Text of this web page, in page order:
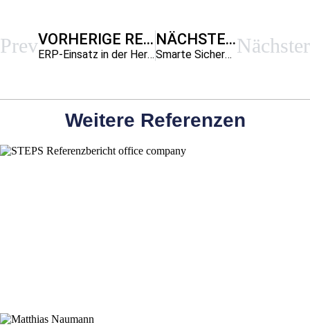
Prev VORHERIGE REFERENZ
ERP-Einsatz in der Herstellung von maßgeschneiderten Licht-Lösungen
NÄCHSTE REFERENZ
Smarte Sicherheits-Shirts erfordern smarte Software Nächster
Weitere Referenzen